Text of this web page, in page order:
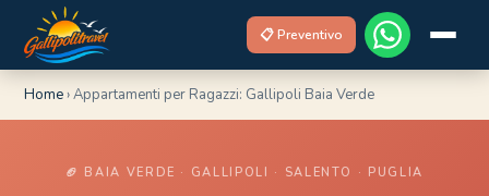
📋 Preventivo
Home›Appartamenti per Ragazzi: Gallipoli Baia Verde
🏈 BAIA VERDE · GALLIPOLI · SALENTO · PUGLIA